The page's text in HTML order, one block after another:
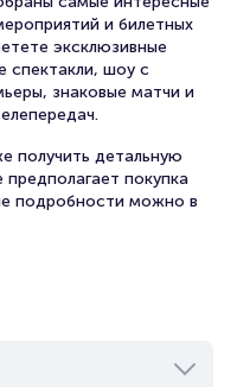
и билетных
эксклюзивные
спектакли, шоу с
знаковые матчи и
получить детальную
покупка
подробности можно в